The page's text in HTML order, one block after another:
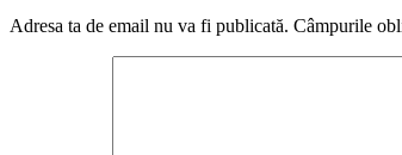
Adresa ta de email nu va fi publicată. Câmpurile